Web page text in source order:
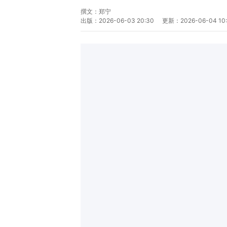
撰文： 郑宁
出版： 2026-06-03 20:30 更新： 2026-06-04